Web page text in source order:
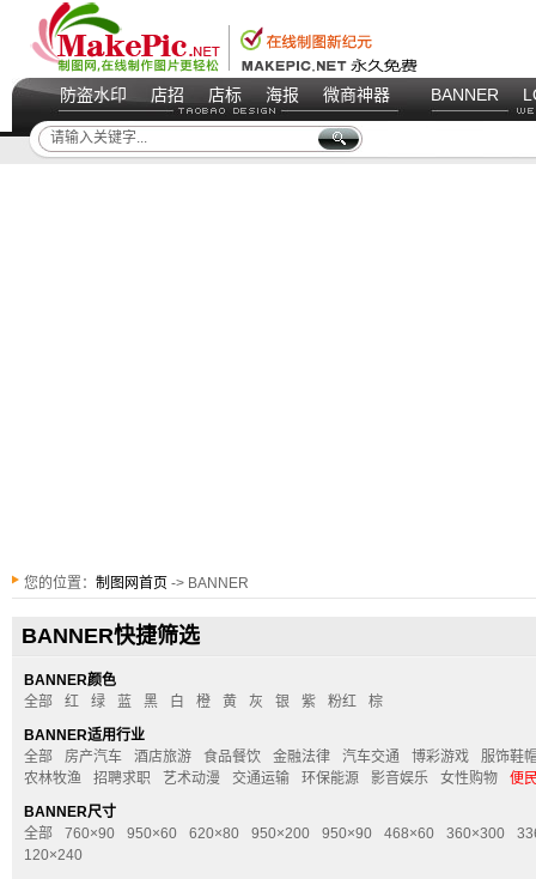
防盗水印 店招 店标 海报 微商神器 BANNER
您的位置： 制图网首页 -> BANNER
BANNER快捷筛选
BANNER颜色
全部
红 绿 蓝 黑 白 橙 黄 灰 银 紫 粉红
棕
BANNER适用行业
全部
房产汽车 酒店旅游 食品餐饮 金融法律 汽车交通 博彩游戏
服饰鞋
农林牧渔
招聘求职 艺术动漫 交通运输 环保能源 影音娱乐 女性购物
便
BANNER尺寸
全部
760×90 950×60 620×80 950×200 950×90 468×60 360×300
120×240